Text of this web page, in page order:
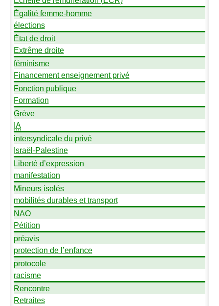
Égalité femme-homme
élections
État de droit
Extrême droite
féminisme
Financement enseignement privé
Fonction publique
Formation
Grève
IA
intersyndicale du privé
Israël-Palestine
Liberté d’expression
manifestation
Mineurs isolés
mobilités durables et transport
NAO
Pétition
préavis
protection de l’enfance
protocole
racisme
Rencontre
Retraites